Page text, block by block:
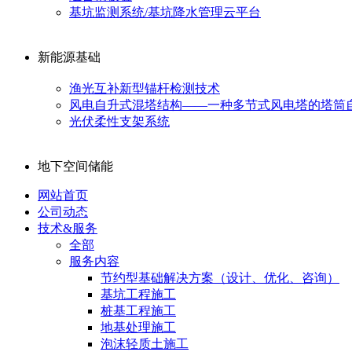
基坑监测系统/基坑降水管理云平台
新能源基础
渔光互补新型锚杆检测技术
风电自升式混塔结构——一种多节式风电塔的塔筒
光伏柔性支架系统
地下空间储能
网站首页
公司动态
技术&服务
全部
服务内容
节约型基础解决方案（设计、优化、咨询）
基坑工程施工
桩基工程施工
地基处理施工
泡沫轻质土施工